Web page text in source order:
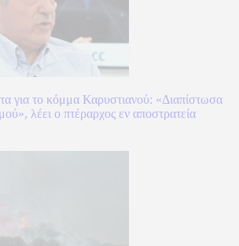
για το κόμμα Καρυστιανού: «Διαπίστωσα
λέει ο πτέραρχος εν αποστρατεία